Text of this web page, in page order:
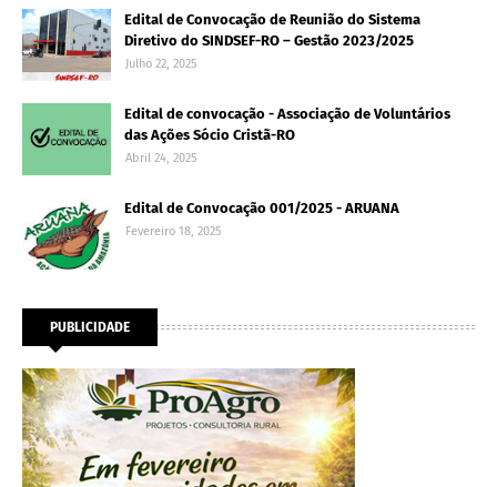
Edital de Convocação de Reunião do Sistema
Diretivo do SINDSEF-RO – Gestão 2023/2025
Julho 22, 2025
Edital de convocação - Associação de Voluntários
das Ações Sócio Cristã-RO
Abril 24, 2025
Edital de Convocação 001/2025 - ARUANA
Fevereiro 18, 2025
PUBLICIDADE